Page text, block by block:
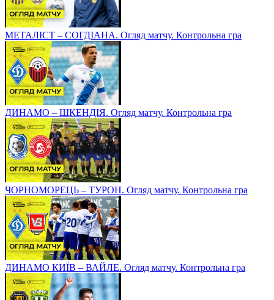
МЕТАЛІСТ – СОГДІАНА. Огляд матчу. Контрольна гра
ДИНАМО – ШКЕНДІЯ. Огляд матчу. Контрольна гра
ЧОРНОМОРЕЦЬ – ТУРОН. Огляд матчу. Контрольна гра
ДИНАМО КИЇВ – ВАЙЛЕ. Огляд матчу. Контрольна гра